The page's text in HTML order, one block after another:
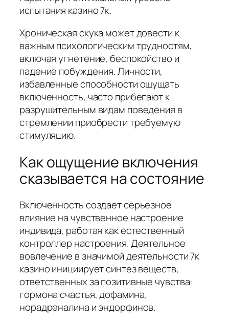
испытания казино 7к.
Хроническая скука может довести к
важным психологическим трудностям,
включая угнетение, беспокойство и
падение побуждения. Личности,
избавленные способности ощущать
включенность, часто прибегают к
разрушительным видам поведения в
стремлении приобрести требуемую
стимуляцию.
Как ощущение включения
сказывается на состояние
Включенность создает серьезное
влияние на чувственное настроение
индивида, работая как естественный
контроллер настроения. Деятельное
вовлечение в значимой деятельности 7к
казино инициирует синтез веществ,
ответственных за позитивные чувства:
гормона счастья, дофамина,
норадреналина и эндорфинов.